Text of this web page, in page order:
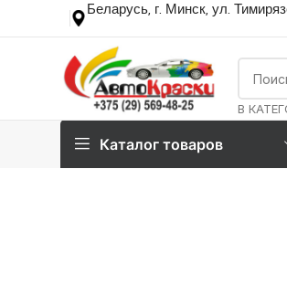
Беларусь, г. Минск, ул.
В
Каталог товаров